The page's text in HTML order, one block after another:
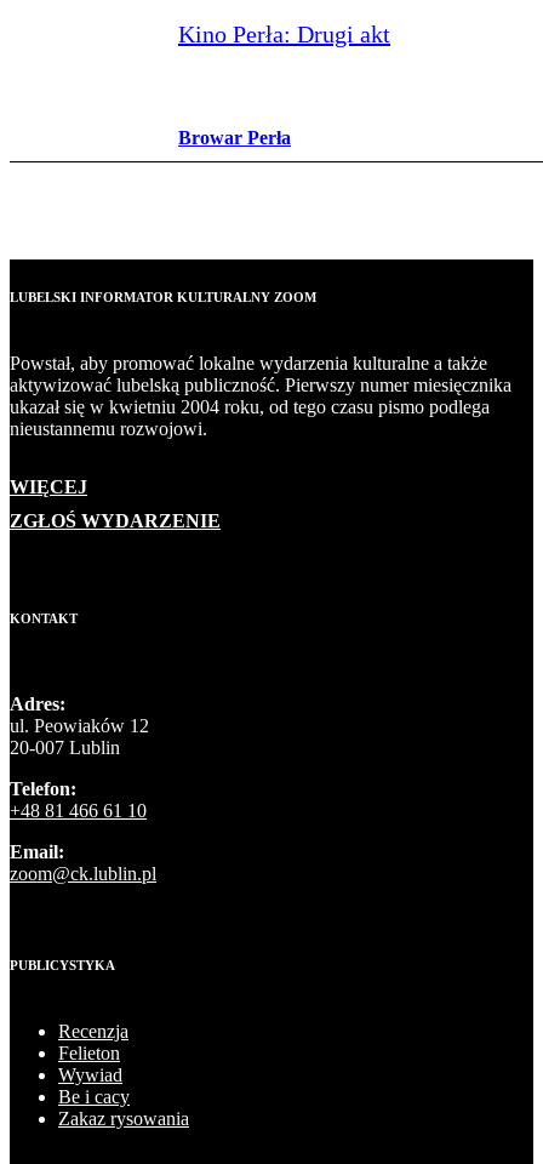
Kino Perła: Drugi akt
Browar Perła
LUBELSKI INFORMATOR KULTURALNY ZOOM
Powstał, aby promować lokalne wydarzenia kulturalne a także
aktywizować lubelską publiczność. Pierwszy numer miesięcznika
ukazał się w kwietniu 2004 roku, od tego czasu pismo podlega
nieustannemu rozwojowi.
WIĘCEJ
ZGŁOŚ WYDARZENIE
KONTAKT
Adres:
ul. Peowiaków 12
20-007 Lublin
Telefon:
+48 81 466 61 10
Email:
zoom@ck.lublin.pl
PUBLICYSTYKA
Recenzja
Felieton
Wywiad
Be i cacy
Zakaz rysowania